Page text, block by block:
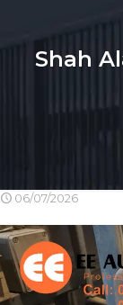
Shah
06/07/2026